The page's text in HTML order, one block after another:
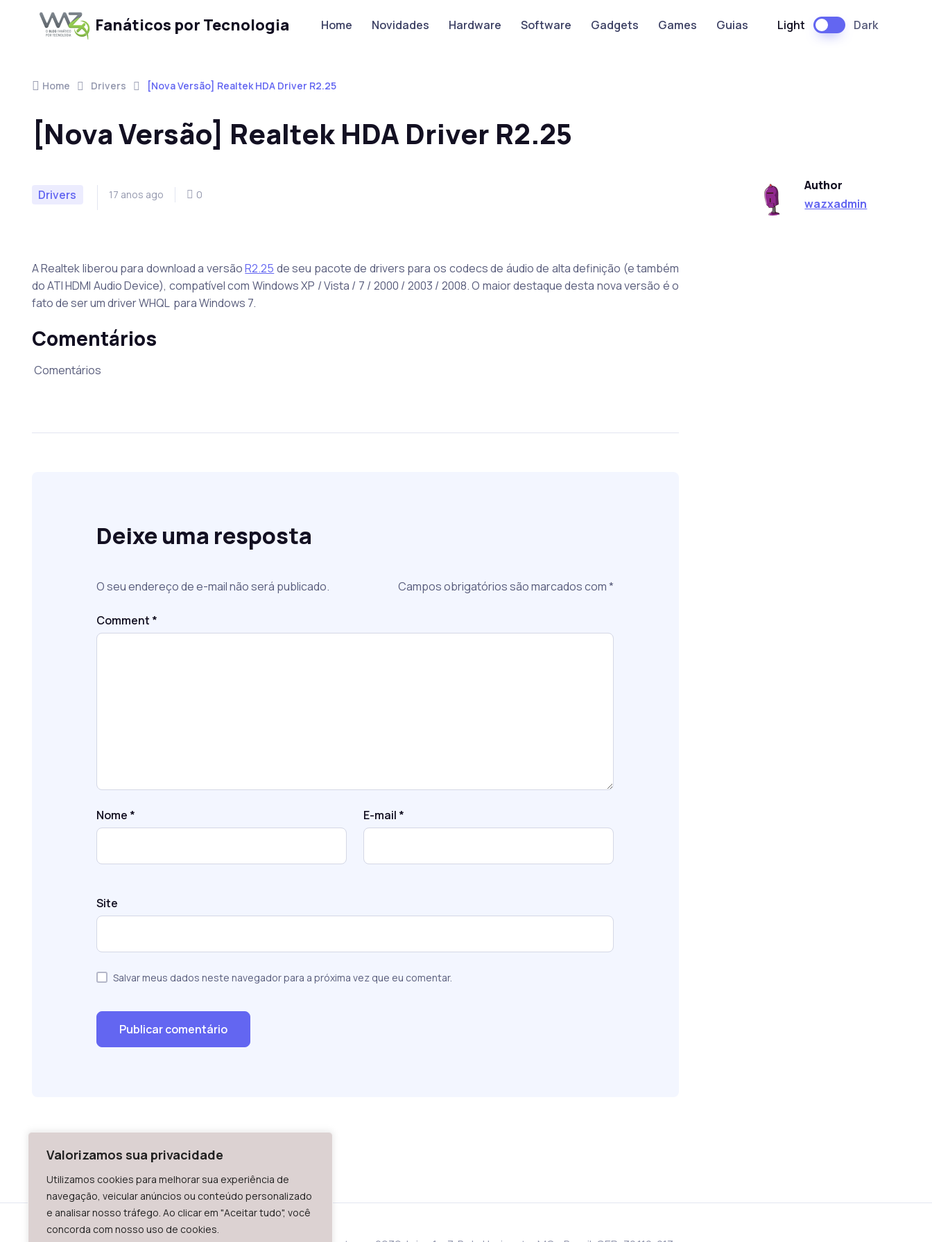
Valorizamos sua privacidade
Utilizamos cookies para melhorar sua experiência de
navegação, veicular anúncios ou conteúdo personalizado
e analisar nosso tráfego. Ao clicar em "Aceitar tudo", você
concorda com nosso uso de cookies.
Skip to navigation
Skip to contentFanáticos por Tecnologia Home Novidades Hardware Software Gadgets Games Guias Light Dark
Home Drivers [Nova Versão] Realtek HDA Driver R2.25
[Nova Versão] Realtek HDA Driver R2.25
Drivers 17 anos ago 0
Author
wazxadmin
A Realtek liberou para download a versãoR2.25 de seu pacote de drivers para os codecs de áudio de alta definição (e também
do ATI HDMI Audio Device), compatível com Windows XP / Vista / 7 / 2000 / 2003 / 2008. O maior destaque desta nova versão é o
fato de ser um driver WHQL para Windows 7.
Comentários
Comentários
Deixe uma resposta
O seu endereço de e-mail não será publicado. Campos obrigatórios são marcados com*
Comment *
Nome * E-mail *
Site
Salvar meus dados neste navegador para a próxima vez que eu comentar.